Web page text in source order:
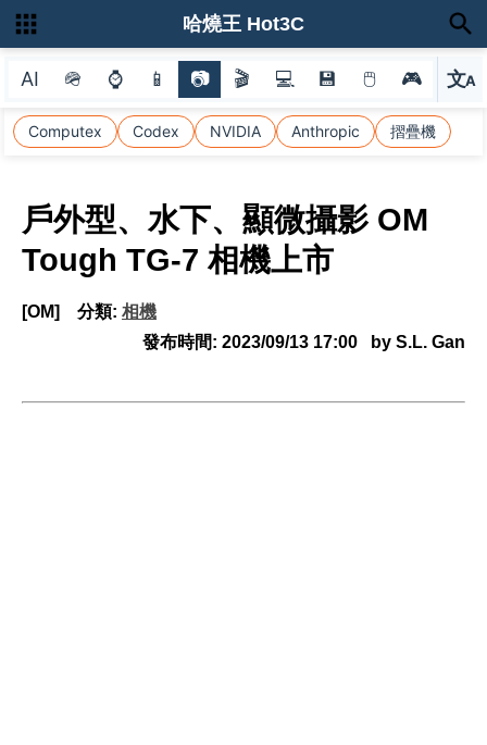
AI 🪖 ⌚ 📱 📷 🎬 💻 💾 🖱 🎮 文A
選
Computex Codex NVIDIA Anthropic 摺疊機
哈燒王 Hot3C
戶外型、水下、顯微攝影 OM
Tough TG-7 相機上市
[OM] 分類: 相機
發布時間: 2023/09/13 17:00 by S.L. Gan